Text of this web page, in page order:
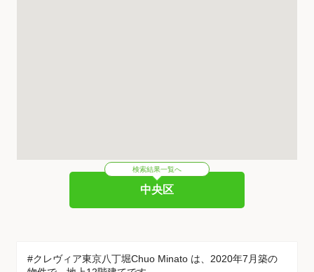
検索結果一覧へ
中央区
#クレヴィア東京八丁堀Chuo Minato は、2020年7月築の